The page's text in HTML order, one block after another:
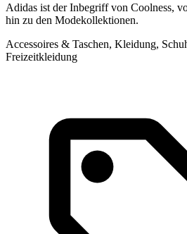
Adidas ist der Inbegriff von Coolness,
hin zu den Modekollektionen.
Accessoires & Taschen, Kleidung,
Freizeitkleidung